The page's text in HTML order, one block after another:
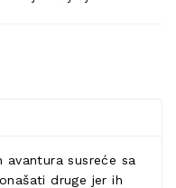
susreće sa
druge jer ih